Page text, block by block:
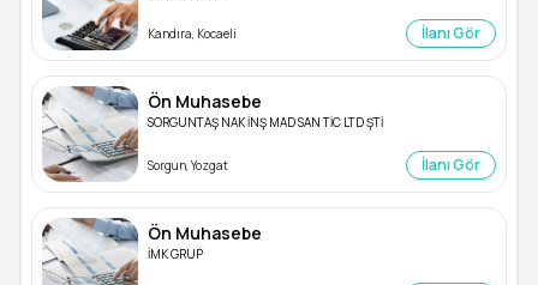
Kandıra, Kocaeli İlanı Gör
Ön Muhasebe
SORGUNTAŞ NAK İNŞ MAD SAN TİC LTD ŞTİ
Sorgun, Yozgat İlanı Gör
Ön Muhasebe
İMK GRUP